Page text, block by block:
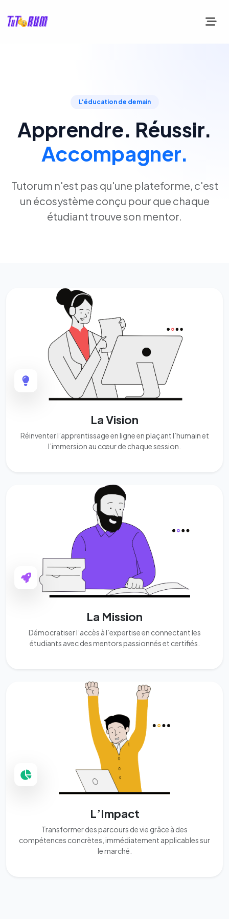
L'éducation de demain
Apprendre. Réussir.
Accompagner.
Tutorum n'est pas qu'une plateforme, c'est
un écosystème conçu pour que chaque
étudiant trouve son mentor.
La Vision
Réinventer l’apprentissage en ligne en plaçant l’humain et
l’immersion au cœur de chaque session.
La Mission
Démocratiser l’accès à l’expertise en connectant les
étudiants avec des mentors passionnés et certifiés.
L’Impact
Transformer des parcours de vie grâce à des
compétences concrètes, immédiatement applicables sur
le marché.